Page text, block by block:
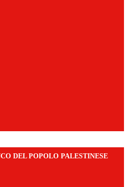
DEL POPOLO PALESTINESE